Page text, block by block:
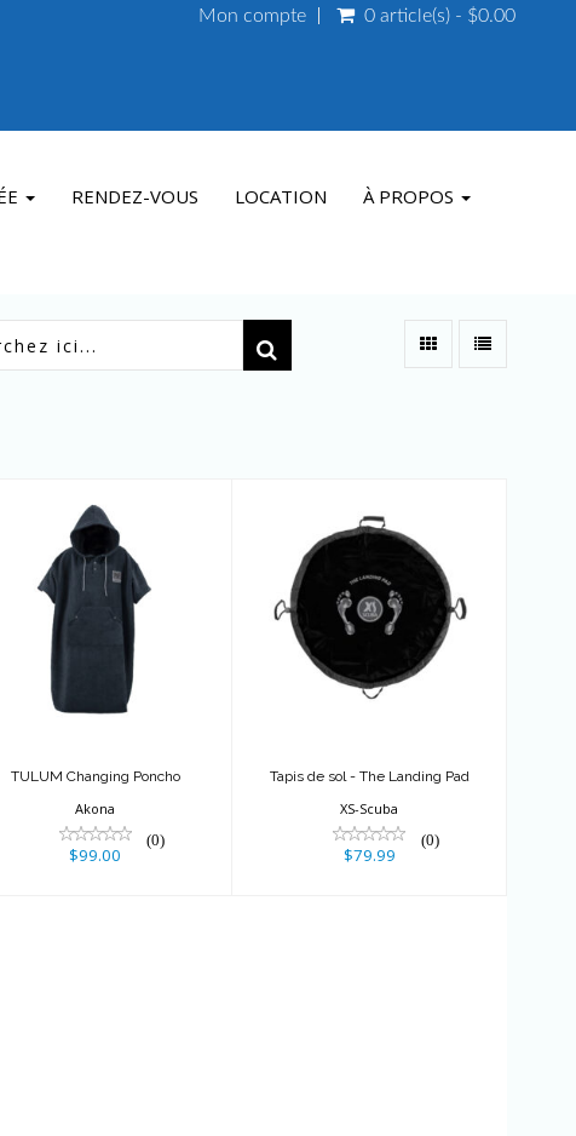
Mon compte 0 article(s) - $0.00
RENDEZ-VOUS LOCATION À PROPOS
TULUM Changing
Poncho
$99.00
TULUM Changing Poncho
Akona
(0)
$99.00
Tapis de sol - The
Landing Pad
$79.99
Tapis de sol - The Landing Pad
XS-Scuba
(0)
$79.99